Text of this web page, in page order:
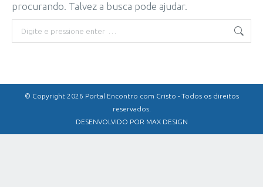
procurando. Talvez a busca pode ajudar.
Buscar
© Copyright 2026 Portal Encontro com Cristo - Todos os direitos
reservados.
DESENVOLVIDO POR MAX DESIGN